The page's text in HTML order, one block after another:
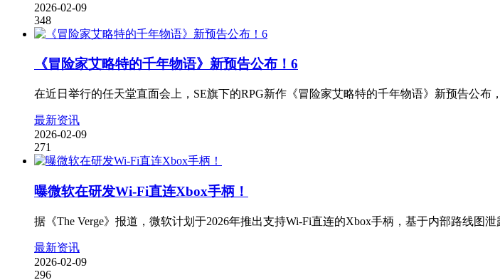
2026-02-09
348
《冒险家艾略特的千年物语》新预告公布！6
在近日举行的任天堂直面会上，SE旗下的RPG新作《冒险家艾略特的千年物语》新预告公布
最新资讯
2026-02-09
271
曝微软在研发Wi-Fi直连Xbox手柄！
据《The Verge》报道，微软计划于2026年推出支持Wi-Fi直连的Xbox手柄，基于内部路线图
最新资讯
2026-02-09
296